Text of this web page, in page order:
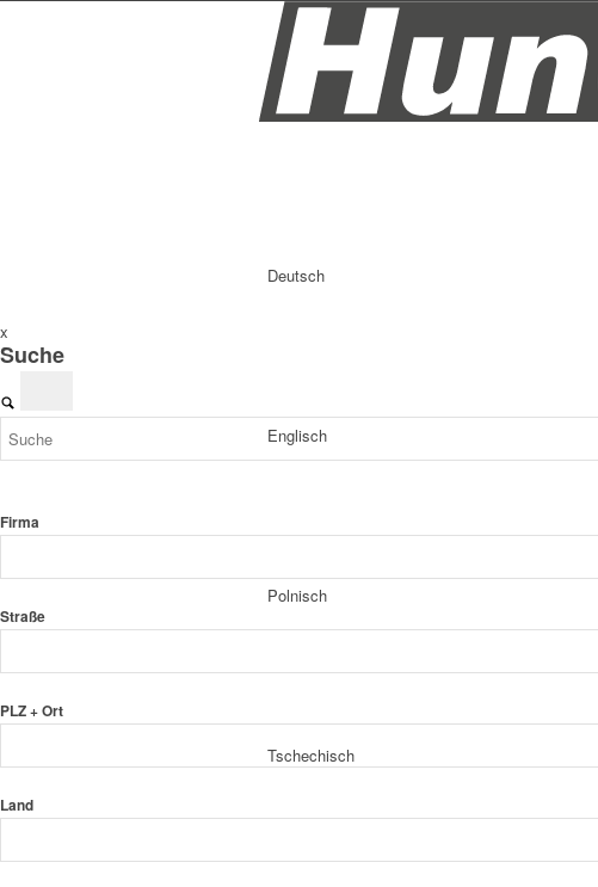
Deutsch
Englisch
Polnisch
Tschechisch
x
Suche
Firma
Straße
PLZ + Ort
Land